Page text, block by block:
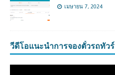
เมษายน 7, 2024
วีดีโอแนะนำการจองตั๋วรถทัวร์